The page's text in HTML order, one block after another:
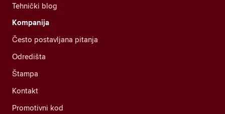
Tehnički blog
Kompanija
Često postavljana pitanja
Odredišta
Štampa
Kontakt
Promotivni kod